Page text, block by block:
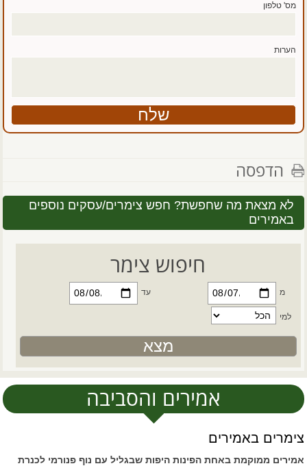
מס' טלפון
הערות
הדפסה
לא מצאת מה שחפשת? חפש צימרים/עסקים נוספים
באמירים
חיפוש צימר
מ עד
למי
אמירים והסביבה
צימרים באמירים
אמירים ממוקמת באחת הפינות היפות שבגליל עם נוף פנורמי לכנרת